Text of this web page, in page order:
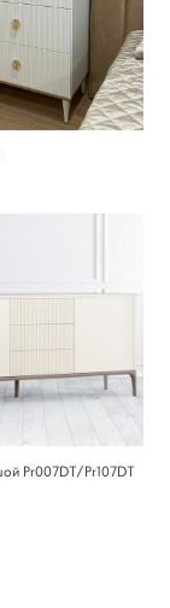
Pr007DT/Pr107DT